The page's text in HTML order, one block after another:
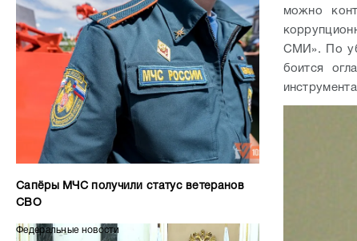
Сапёры МЧС получили статус ветеранов
СВО
Федеральные новости
можно
СМИ». По
боится